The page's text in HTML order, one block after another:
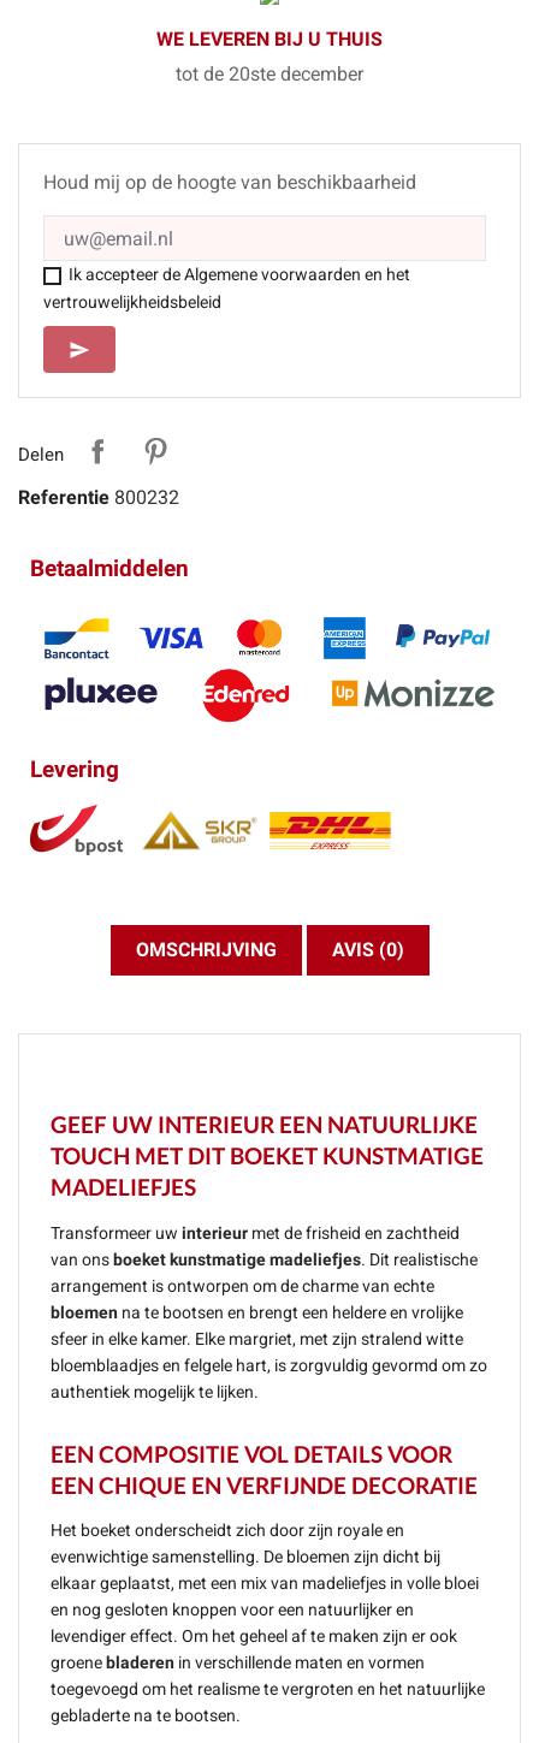
WE LEVEREN BIJ U THUIS
tot de 20ste december
Houd mij op de hoogte van beschikbaarheid
Ik accepteer de Algemene voorwaarden en het
vertrouwelijkheidsbeleid
SEND
send
Delen
Referentie 800232
Betaalmiddelen
Levering
OMSCHRIJVING AVIS (0)
GEEF UW INTERIEUR EEN NATUURLIJKE
TOUCH MET DIT BOEKET KUNSTMATIGE
MADELIEFJES
Transformeer uw interieur met de frisheid en zachtheid
van onsboeket kunstmatige madeliefjes. Dit realistische
arrangement is ontworpen om de charme van echte
bloemen na te bootsen en brengt een heldere en vrolijke
sfeer in elke kamer. Elke margriet, met zijn stralend witte
bloemblaadjes en felgele hart, is zorgvuldig gevormd om zo
authentiek mogelijk te lijken.
EEN COMPOSITIE VOL DETAILS VOOR
EEN CHIQUE EN VERFIJNDE DECORATIE
Het boeket onderscheidt zich door zijn royale en
evenwichtige samenstelling. De bloemen zijn dicht bij
elkaar geplaatst, met een mix van madeliefjes in volle bloei
en nog gesloten knoppen voor een natuurlijker en
levendiger effect. Om het geheel af te maken zijn er ook
groenebladeren in verschillende maten en vormen
toegevoegd om het realisme te vergroten en het natuurlijke
gebladerte na te bootsen.